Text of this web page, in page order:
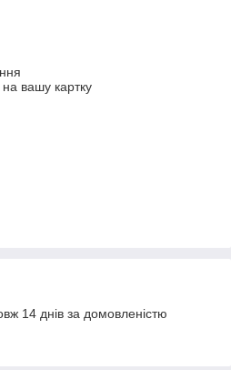
вашу картку
14 днів за домовленістю